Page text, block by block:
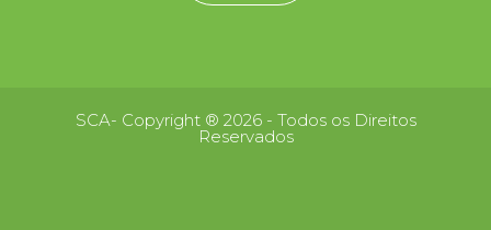
SCA- Copyright ® 2026 - Todos os Direitos
Reservados